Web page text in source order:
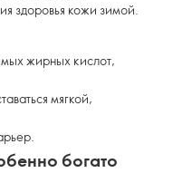
здоровья кожи зимой.
жирных кислот,
мягкой,
богато